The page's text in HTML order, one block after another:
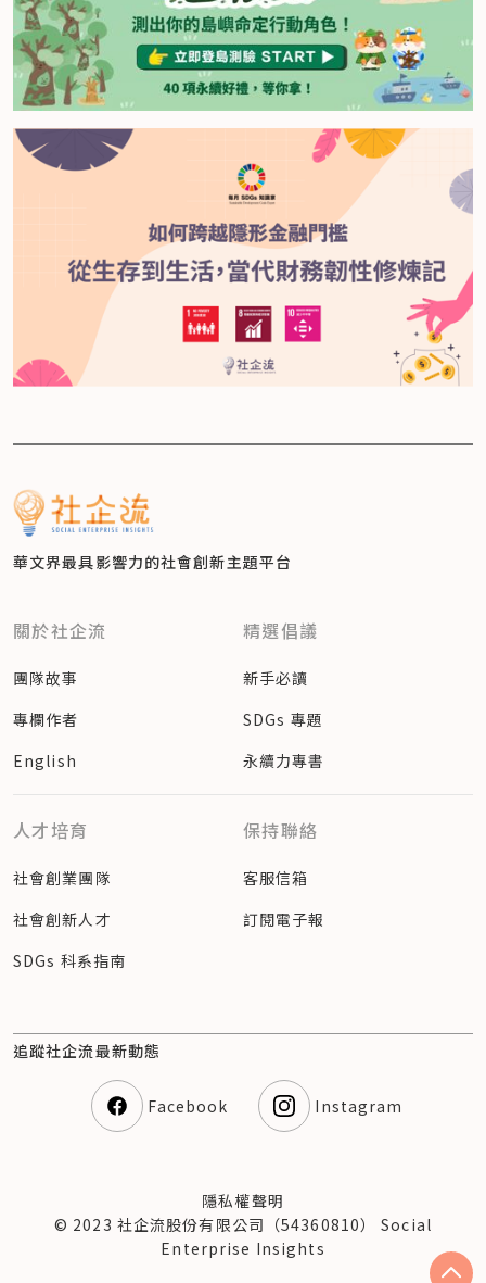
華文界最具影響力的社會創新主題平台
關於社企流
團隊故事
專欄作者
English
精選倡議
新手必讀
SDGs 專題
永續力專書
人才培育
社會創業團隊
社會創新人才
SDGs 科系指南
保持聯絡
客服信箱
訂閱電子報
追蹤社企流最新動態
Facebook Instagram
隱私權聲明
© 2023 社企流股份有限公司（54360810） Social
Enterprise Insights